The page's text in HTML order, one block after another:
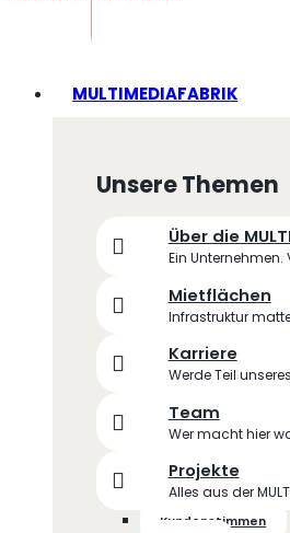
MULTIMEDIAFABRIK
Unsere Themen
Über die
Ein Unternehmen.
Mietflächen
Infrastruktur
Karriere
Werde Teil
Team
Wer macht hier
Projekte
Alles aus der
Kundenstimmen